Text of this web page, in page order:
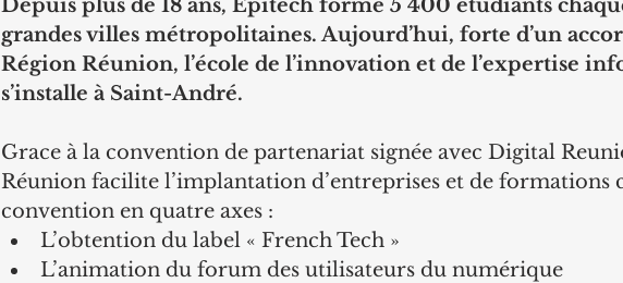
Depuis plus de 18 ans, Epitech forme 5 400 étudiants
grandes villes métropolitaines. Aujourd’hui, forte d’un
Région Réunion, l’école de l’innovation et de l’expertise
s’installe à Saint-André.
Grace à la convention de partenariat signée avec Digital
Réunion facilite l’implantation d’entreprises et de formations
convention en quatre axes :
L’obtention du label « French Tech »
L’animation du forum des utilisateurs du numérique